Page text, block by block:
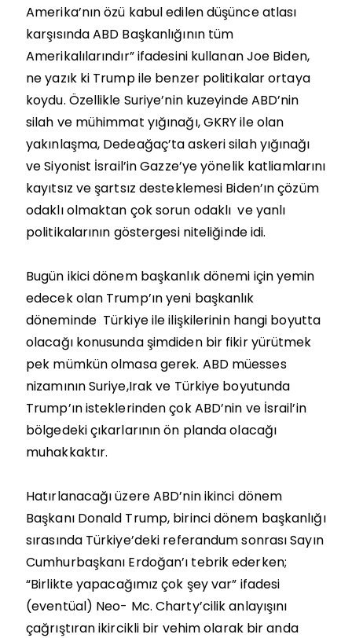
Amerika’nın özü kabul edilen düşünce atlası
karşısında ABD Başkanlığının tüm
Amerikalılarındır” ifadesini kullanan Joe Biden,
ne yazık ki Trump ile benzer politikalar ortaya
koydu. Özellikle Suriye’nin kuzeyinde ABD’nin
silah ve mühimmat yığınağı, GKRY ile olan
yakınlaşma, Dedeağaç’ta askeri silah yığınağı
ve Siyonist İsrail’in Gazze’ye yönelik katliamlarını
kayıtsız ve şartsız desteklemesi Biden’ın çözüm
odaklı olmaktan çok sorun odaklı ve yanlı
politikalarının göstergesi niteliğinde idi.
Bugün ikici dönem başkanlık dönemi için yemin
edecek olan Trump’ın yeni başkanlık
döneminde Türkiye ile ilişkilerinin hangi boyutta
olacağı konusunda şimdiden bir fikir yürütmek
pek mümkün olmasa gerek. ABD müesses
nizamının Suriye,Irak ve Türkiye boyutunda
Trump’ın isteklerinden çok ABD’nin ve İsrail’in
bölgedeki çıkarlarının ön planda olacağı
muhakkaktır.
Hatırlanacağı üzere ABD’nin ikinci dönem
Başkanı Donald Trump, birinci dönem başkanlığı
sırasında Türkiye’deki referandum sonrası Sayın
Cumhurbaşkanı Erdoğan’ı tebrik ederken;
“Birlikte yapacağımız çok şey var” ifadesi
(eventüal) Neo- Mc. Charty’cilik anlayışını
çağrıştıran ikircikli bir vehim olarak bir anda